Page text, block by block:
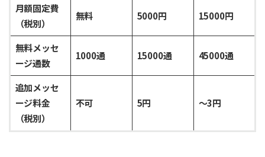
月額固定費
（税別）
無料 5000円 15000円
無料メッセ
ージ通数
1000通 15000通 45000通
追加メッセ
ージ料金
（税別）
不可 5円 〜3円